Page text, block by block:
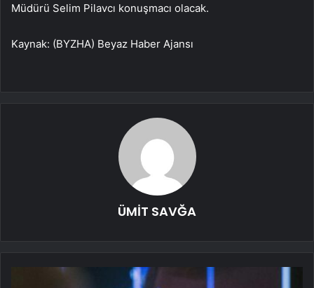
Müdürü Selim Pilavcı konuşmacı olacak.
Kaynak: (BYZHA) Beyaz Haber Ajansı
ÜMİT SAVĞA